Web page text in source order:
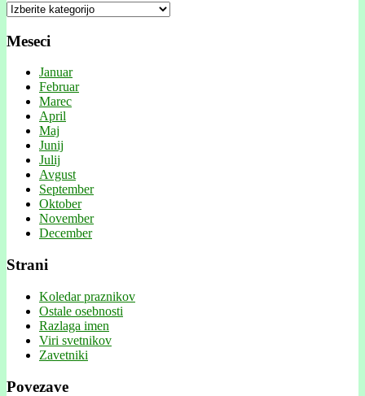
Kategorije
Meseci
Januar
Februar
Marec
April
Maj
Junij
Julij
Avgust
September
Oktober
November
December
Strani
Koledar praznikov
Ostale osebnosti
Razlaga imen
Viri svetnikov
Zavetniki
Povezave